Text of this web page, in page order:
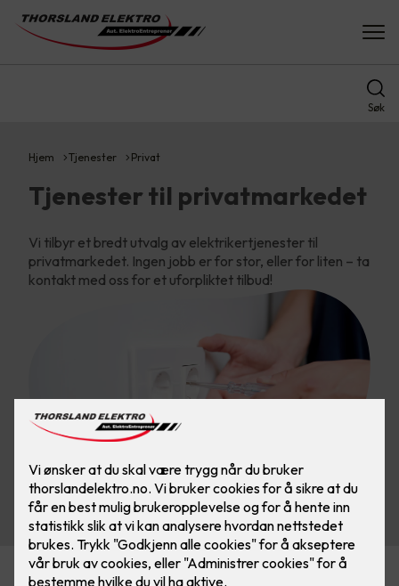
Søk
Hjem Tjenester Privat
Tjenester til privatmarkedet
Vi tilbyr et bredt utvalg av elektrikertjenester til
privatmarkedet. Ingen jobb er for stor, eller for liten – ta
kontakt med oss for et uforpliktet tilbud!